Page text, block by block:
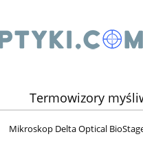
Termowizory
ILUMINATOR
Mikroskop Delta Optical